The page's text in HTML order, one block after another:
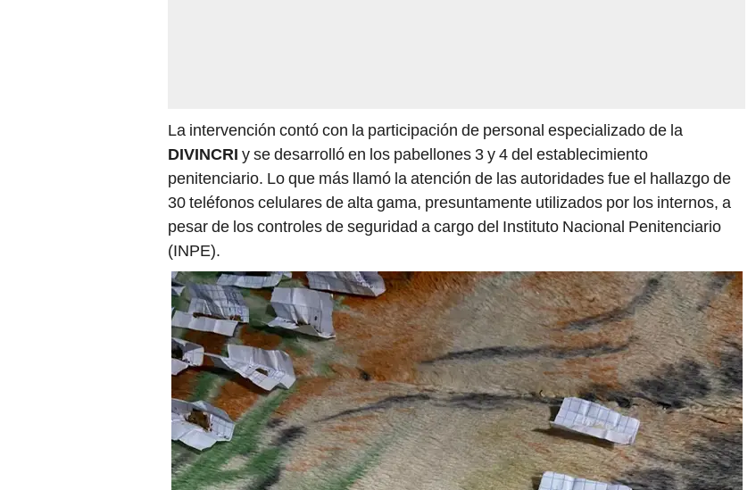
La intervención contó con la participación de personal especializado de la
DIVINCRI y se desarrolló en los pabellones 3 y 4 del establecimiento
penitenciario. Lo que más llamó la atención de las autoridades fue el hallazgo de
30 teléfonos celulares de alta gama, presuntamente utilizados por los internos, a
pesar de los controles de seguridad a cargo del Instituto Nacional Penitenciario
(INPE).